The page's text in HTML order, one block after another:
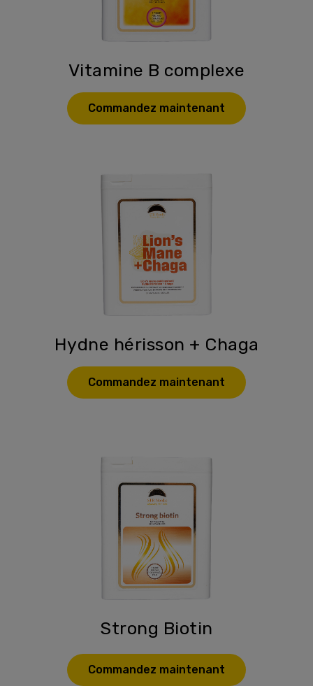
Vitamine B complexe
Commandez maintenant
Hydne hérisson + Chaga
Commandez maintenant
Strong Biotin
Commandez maintenant